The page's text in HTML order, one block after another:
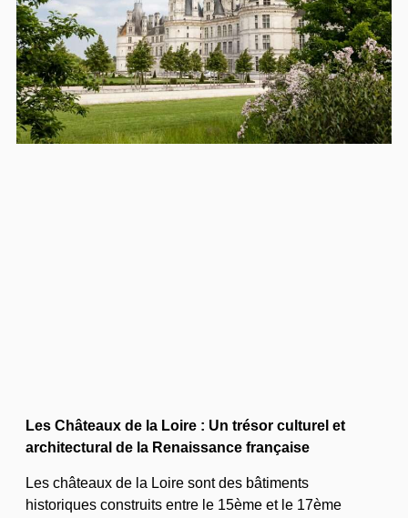
Les Châteaux de la Loire : Un trésor culturel et
architectural de la Renaissance française
Les châteaux de la Loire sont des bâtiments
historiques construits entre le 15ème et le 17ème